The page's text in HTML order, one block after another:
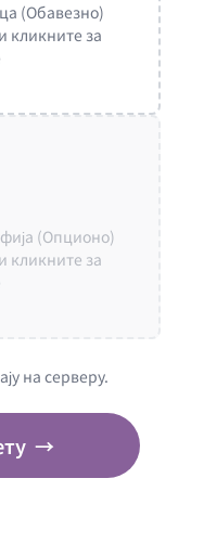
(Обавезно)
кликните за
(Опционо)
кликните за
на серверу.
→